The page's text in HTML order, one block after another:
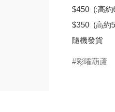
$450  (:高約
$350  (高約
隨機發貨
彩曜葫蘆